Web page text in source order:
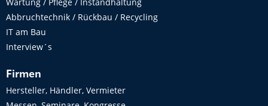
Abbruchtechnik / Rückbau / Recycling
IT am Bau
Interview´s
Firmen
Hersteller, Händler, Vermieter